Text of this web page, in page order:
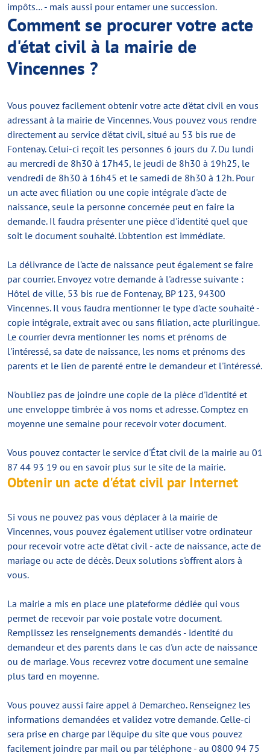
impôts… - mais aussi pour entamer une succession.
Comment se procurer votre acte
d'état civil à la mairie de
Vincennes ?
Vous pouvez facilement obtenir votre acte d'état civil en vous
adressant à la mairie de Vincennes. Vous pouvez vous rendre
directement au service d'état civil, situé au 53 bis rue de
Fontenay. Celui-ci reçoit les personnes 6 jours du 7. Du lundi
au mercredi de 8h30 à 17h45, le jeudi de 8h30 à 19h25, le
vendredi de 8h30 à 16h45 et le samedi de 8h30 à 12h. Pour
un acte avec filiation ou une copie intégrale d'acte de
naissance, seule la personne concernée peut en faire la
demande. Il faudra présenter une pièce d'identité quel que
soit le document souhaité. L'obtention est immédiate.
La délivrance de l'acte de naissance peut également se faire
par courrier. Envoyez votre demande à l'adresse suivante :
Hôtel de ville, 53 bis rue de Fontenay, BP 123, 94300
Vincennes. Il vous faudra mentionner le type d'acte souhaité -
copie intégrale, extrait avec ou sans filiation, acte plurilingue.
Le courrier devra mentionner les noms et prénoms de
l'intéressé, sa date de naissance, les noms et prénoms des
parents et le lien de parenté entre le demandeur et l'intéressé.
N'oubliez pas de joindre une copie de la pièce d'identité et
une enveloppe timbrée à vos noms et adresse. Comptez en
moyenne une semaine pour recevoir voter document.
Vous pouvez contacter le service d'État civil de la mairie au 01
87 44 93 19 ou en savoir plus sur le site de la mairie.
Obtenir un acte d'état civil par Internet
Si vous ne pouvez pas vous déplacer à la mairie de
Vincennes, vous pouvez également utiliser votre ordinateur
pour recevoir votre acte d'état civil - acte de naissance, acte de
mariage ou acte de décès. Deux solutions s'offrent alors à
vous.
La mairie a mis en place une plateforme dédiée qui vous
permet de recevoir par voie postale votre document.
Remplissez les renseignements demandés - identité du
demandeur et des parents dans le cas d'un acte de naissance
ou de mariage. Vous recevrez votre document une semaine
plus tard en moyenne.
Vous pouvez aussi faire appel à Demarcheo. Renseignez les
informations demandées et validez votre demande. Celle-ci
sera prise en charge par l'équipe du site que vous pouvez
facilement joindre par mail ou par téléphone - au 0800 94 75